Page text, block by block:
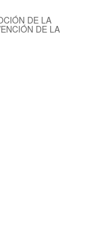
DE LA
DE LA